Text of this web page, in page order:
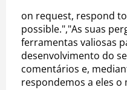
on request, respond
possible.","As suas
ferramentas valiosas
desenvolvimento do
comentários e,
respondemos a eles o